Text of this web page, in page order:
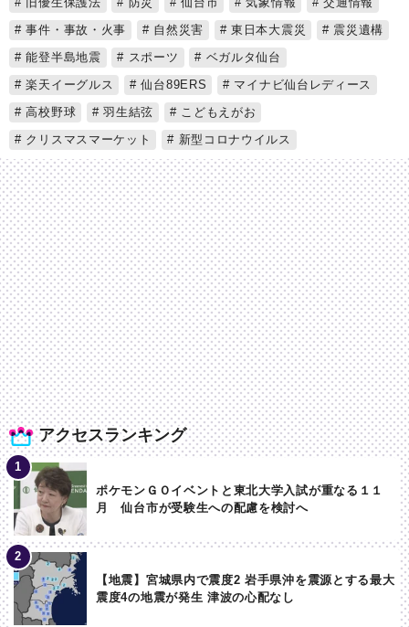
アクセスランキング
ポケモンＧＯイベントと東北大学入試が重なる１１
月 仙台市が受験生への配慮を検討へ
【地震】宮城県内で震度2 岩手県沖を震源とする最大
震度4の地震が発生 津波の心配なし
事件・事故・火事
自然災害 東日本大震災
震災遺構
能登半島地震
スポーツ
ベガルタ仙台
楽天イーグルス
仙台89ERS
マイナビ仙台レディース
高校野球
羽生結弦
こどもえがお
クリスマスマーケット
新型コロナウイルス